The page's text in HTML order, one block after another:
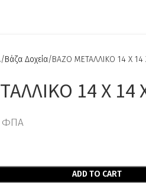
Βάζα Δοχεία ΒΑΖΟ ΜΕΤΑΛΛΙΚΟ 14 Χ 14
14 Χ 14
ΦΠΑ
ADD TO CART